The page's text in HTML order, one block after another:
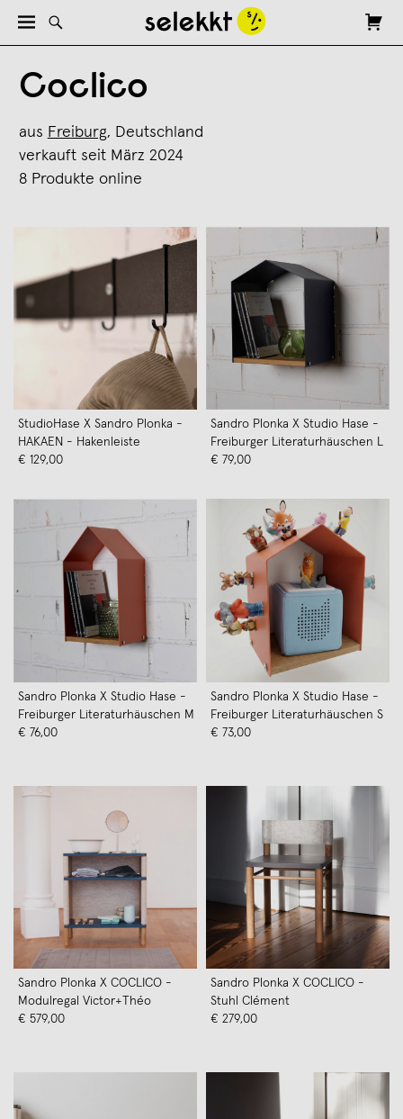
Coclico
aus Freiburg, Deutschland
verkauft seit März 2024
8 Produkte online
StudioHase X Sandro Plonka -
HAKAEN - Hakenleiste
€ 129,00
Sandro Plonka X Studio Hase -
Freiburger Literaturhäuschen L
€ 79,00
Sandro Plonka X Studio Hase -
Freiburger Literaturhäuschen M
€ 76,00
Sandro Plonka X Studio Hase -
Freiburger Literaturhäuschen S
€ 73,00
Sandro Plonka X COCLICO -
Modulregal Victor+Théo
€ 579,00
Sandro Plonka X COCLICO -
Stuhl Clément
€ 279,00